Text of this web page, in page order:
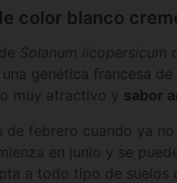
color blanco
Solanum licopersicum
genética francesa
muy atractivo y sabor
de febrero cuando ya
en junio y se
a todo tipo de